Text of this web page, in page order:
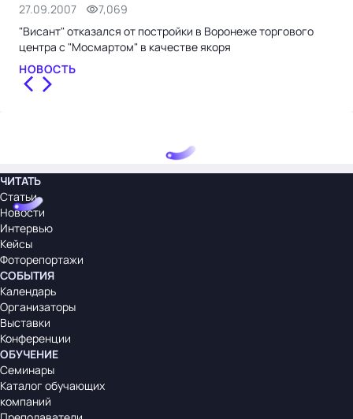
27.09.2007
7,069
"Висант" отказался от постройки в Воронеже торгового
центра с "Мосмартом" в качестве якоря
НОВОСТЬ
ЧИТАТЬ
Статьи
Новости
Интервью
Кейсы
Фоторепортажи
СОБЫТИЯ
Календарь
Организаторы
Выставки
Конференции
ОБУЧЕНИЕ
Семинары
Каталог обучающих
компаний